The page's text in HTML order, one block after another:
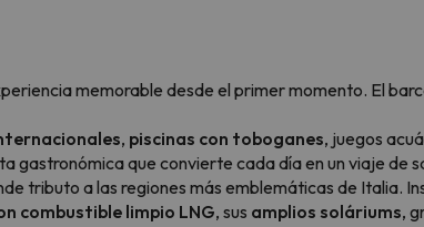
memorable desde el primer momento. El
, piscinas con toboganes, juegos
gastronómica que convierte cada día en un viaje de
tributo a las regiones más emblemáticas de Italia.
combustible limpio LNG, sus amplios soláriums,